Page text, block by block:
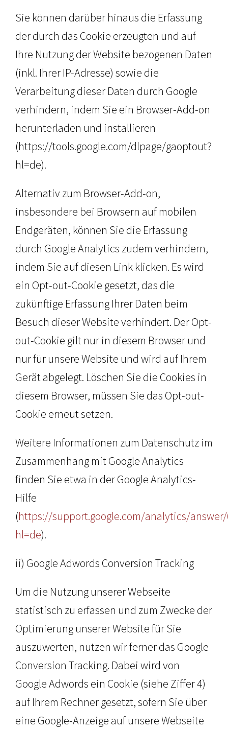
Sie können darüber hinaus die Erfassung
der durch das Cookie erzeugten und auf
Ihre Nutzung der Website bezogenen Daten
(inkl. Ihrer IP-Adresse) sowie die
Verarbeitung dieser Daten durch Google
verhindern, indem Sie ein Browser-Add-on
herunterladen und installieren
(https://tools.google.com/dlpage/gaoptout?
hl=de).
Alternativ zum Browser-Add-on,
insbesondere bei Browsern auf mobilen
Endgeräten, können Sie die Erfassung
durch Google Analytics zudem verhindern,
indem Sie auf diesen Link klicken. Es wird
ein Opt-out-Cookie gesetzt, das die
zukünftige Erfassung Ihrer Daten beim
Besuch dieser Website verhindert. Der Opt-
out-Cookie gilt nur in diesem Browser und
nur für unsere Website und wird auf Ihrem
Gerät abgelegt. Löschen Sie die Cookies in
diesem Browser, müssen Sie das Opt-out-
Cookie erneut setzen.
Weitere Informationen zum Datenschutz im
Zusammenhang mit Google Analytics
finden Sie etwa in der Google Analytics-
Hilfe
(https://support.google.com/analytics/answer/
hl=de).
ii) Google Adwords Conversion Tracking
Um die Nutzung unserer Webseite
statistisch zu erfassen und zum Zwecke der
Optimierung unserer Website für Sie
auszuwerten, nutzen wir ferner das Google
Conversion Tracking. Dabei wird von
Google Adwords ein Cookie (siehe Ziffer 4)
auf Ihrem Rechner gesetzt, sofern Sie über
eine Google-Anzeige auf unsere Webseite